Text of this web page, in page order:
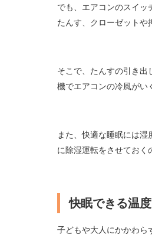
でも、エアコンのスイッ
たんす、クローゼットや
そこで、たんすの引き
機でエアコンの冷風がい
また、快適な睡眠には
に除湿運転をさせておく
快眠できる温
子どもや大人にかかわら